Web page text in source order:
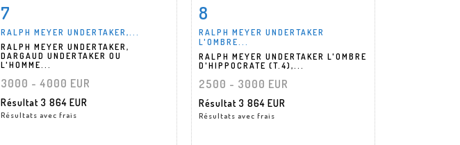
7
RALPH MEYER UNDERTAKER,...
RALPH MEYER UNDERTAKER,
DARGAUD UNDERTAKER OU
L'HOMME...
3000 - 4000 EUR
Résultat 3 864 EUR
Résultats avec frais
8
RALPH MEYER UNDERTAKER
L'OMBRE...
RALPH MEYER UNDERTAKER L'OMBRE
D'HIPPOCRATE (T.4),...
2500 - 3000 EUR
Résultat 3 864 EUR
Résultats avec frais